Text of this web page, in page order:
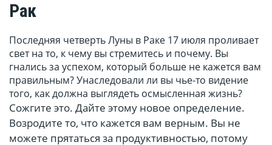
Рак
Последняя четверть Луны в Раке 17 июля проливает
свет на то, к чему вы стремитесь и почему. Вы
гнались за успехом, который больше не кажется вам
правильным? Унаследовали ли вы чье-то видение
того, как должна выглядеть осмысленная жизнь?
Сожгите это. Дайте этому новое определение.
Возродите то, что кажется вам верным. Вы не
можете прятаться за продуктивностью, потому